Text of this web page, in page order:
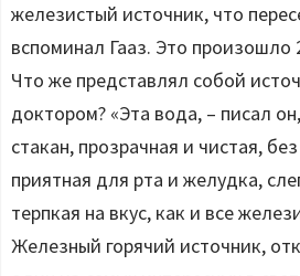
железистый источник, что
вспоминал Гааз. Это произошло
Что же представлял собой
доктором? «Эта вода, – писал
стакан, прозрачная и чистая,
приятная для рта и желудка,
терпкая на вкус, как и все
Железный горячий источник,